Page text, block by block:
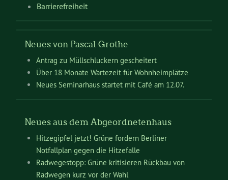
Barrierefreiheit
Neues von Pascal Grothe
Antrag zu Müllschluckern gescheitert
Über 18 Monate Wartezeit für Wohnheimplätze
Neues Seminarhaus startet mit Café am 12.07.
Neues aus dem Abgeordnetenhaus
Hitzegipfel jetzt! Grüne fordern Berliner
Notfallplan gegen die Hitzefalle
Radwegestopp: Grüne kritisieren Rückbau von
Radwegen kurz vor der Wahl